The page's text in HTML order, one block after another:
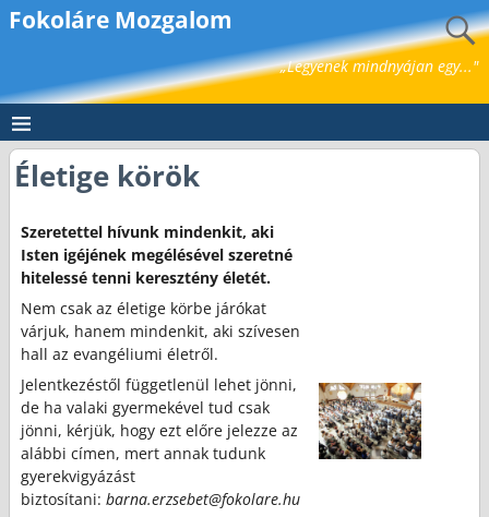
Fokoláre Mozgalom
„Legyenek mindnyájan egy..."
Életige körök
Szeretettel hívunk mindenkit, aki
Isten igéjének megélésével szeretné
hitelessé tenni keresztény életét.
Nem csak az életige körbe járókat
várjuk, hanem mindenkit, aki szívesen
hall az evangéliumi életről.
Jelentkezéstől függetlenül lehet jönni,
de ha valaki gyermekével tud csak
jönni, kérjük, hogy ezt előre jelezze az
alábbi címen, mert annak tudunk
gyerekvigyázást
biztosítani:barna.erzsebet@fokolare.hu